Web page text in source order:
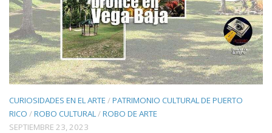
CURIOSIDADES EN EL ARTE /PATRIMONIO CULTURAL DE PUERTO
RICO /ROBO CULTURAL/ROBO DE ARTE
SEPTIEMBRE 23, 2023